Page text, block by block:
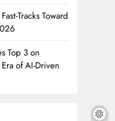
Tracks Toward
Top 3 on
of AI-Driven